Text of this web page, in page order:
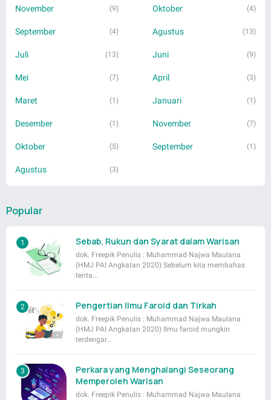
November (9) Oktober (4)
September (4) Agustus (13)
Juli (13) Juni (9)
Mei (7) April (3)
Maret (1) Januari (1)
Desember (1) November (7)
Oktober (5) September (1)
Agustus (3)
Popular
Sebab, Rukun dan Syarat dalam Warisan
dok. Freepik Penulis : Muhammad Najwa Maulana
(HMJ PAI Angkatan 2020) Sebelum kita membahas
tenta…
Pengertian Ilmu Faroid dan Tirkah
dok. Freepik Penulis : Muhammad Najwa Maulana
(HMJ PAI Angkatan 2020) Ilmu faroid mungkin
terdengar…
Perkara yang Menghalangi Seseorang
Memperoleh Warisan
dok. Freepik Penulis : Muhammad Najwa Maulana